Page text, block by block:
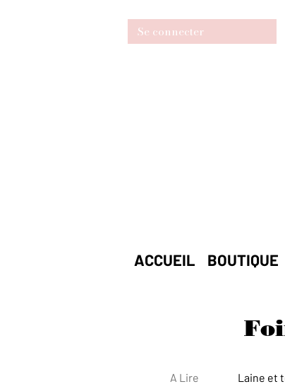
Se connecter
ACCUEIL BOUTIQUE
A Lire Laine et